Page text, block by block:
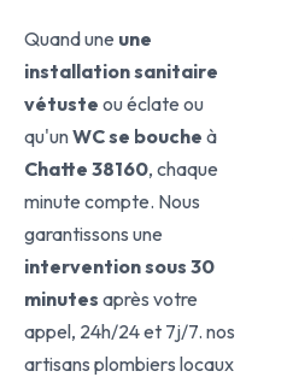
Quand une une
installation sanitaire
vétuste ou éclate ou
qu'unWC se bouche à
Chatte 38160, chaque
minute compte. Nous
garantissons une
intervention sous 30
minutes après votre
appel, 24h/24 et 7j/7. nos
artisans plombiers locaux